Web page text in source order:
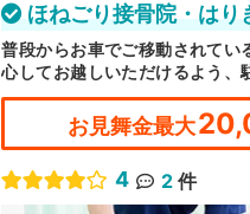
ほねごり接骨院・はり
普段からお車でご移動されてい
心してお越しいただけるよう、
お見舞金最大
4 2 件